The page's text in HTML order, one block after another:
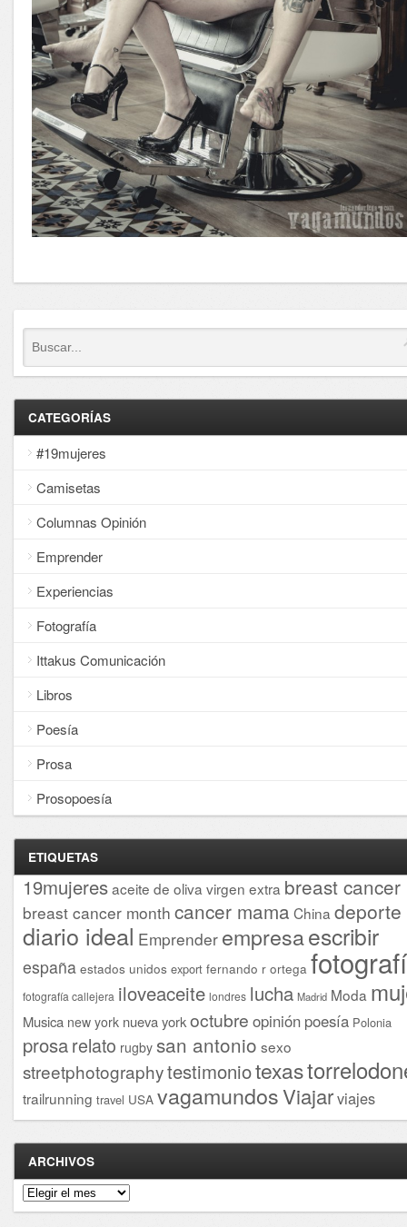
CATEGORÍAS
#19mujeres
Camisetas
Columnas Opinión
Emprender
Experiencias
Fotografía
Ittakus Comunicación
Libros
Poesía
Prosa
Prosopoesía
ETIQUETAS
19mujeresaceite de oliva virgen extra breast cancer
breast cancer month cancer mama China deporte
diario ideal Emprender empresaescribir
españa estados unidos export fernando r ortega
fotografía callejera iloveaceite londres lucha Madrid Moda
Musica new york nueva yorkoctubre opinión poesía Polonia
prosarelato rugby san antonio sexo
streetphotographytestimoniotexas
trailrunning travel USA vagamundosViajarviajes
ARCHIVOS
Archivos